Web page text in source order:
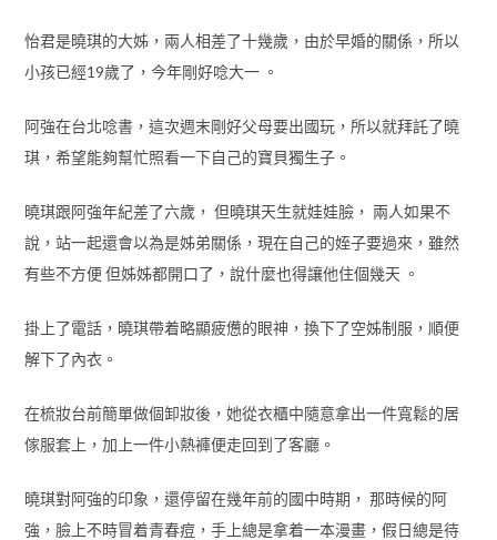
怡君是曉琪的大姊，兩人相差了十幾歲，由於早婚的關係，所以
小孩已經19歲了，今年剛好唸大一 。
阿強在台北唸書，這次週末剛好父母要出國玩，所以就拜託了曉
琪，希望能夠幫忙照看一下自己的寶貝獨生子。
曉琪跟阿強年紀差了六歲， 但曉琪天生就娃娃臉， 兩人如果不
說，站一起還會以為是姊弟關係，現在自己的姪子要過來，雖然
有些不方便 但姊姊都開口了，說什麼也得讓他住個幾天 。
掛上了電話，曉琪帶着略顯疲憊的眼神，換下了空姊制服，順便
解下了內衣。
在梳妝台前簡單做個卸妝後，她從衣櫃中隨意拿出一件寬鬆的居
傢服套上，加上一件小熱褲便走回到了客廳。
曉琪對阿強的印象，還停留在幾年前的國中時期， 那時候的阿
強，臉上不時冒着青春痘，手上總是拿着一本漫畫，假日總是待